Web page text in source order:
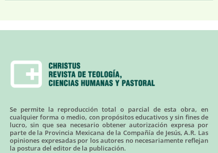
Se permite la reproducción total o parcial de esta obra, en
cualquier forma o medio, con propósitos educativos y sin fines de
lucro, sin que sea necesario obtener autorización expresa por
parte de la Provincia Mexicana de la Compañía de Jesús, A.R. Las
opiniones expresadas por los autores no necesariamente reflejan
la postura del editor de la publicación.